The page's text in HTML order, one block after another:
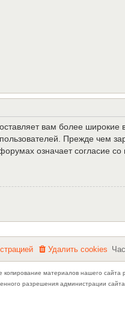
вам более широкие
Прежде чем
означает согласие
Удалить cookies
страцией
материалов нашего сайта
разрешения администрации сайта.